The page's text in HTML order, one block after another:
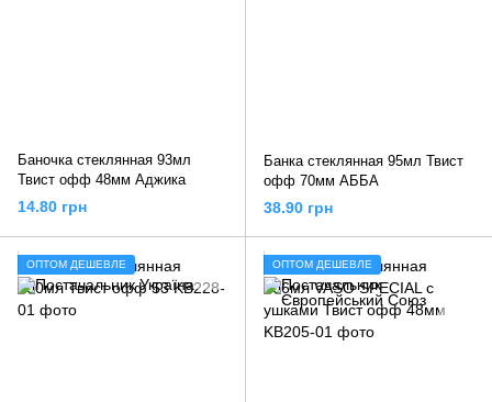
Баночка стеклянная 93мл
Твист офф 48мм Аджика
14.80 грн
Банка стеклянная 95мл Твист
офф 70мм АББА
38.90 грн
ОПТОМ ДЕШЕВЛЕ ОПТОМ ДЕШЕВЛЕ